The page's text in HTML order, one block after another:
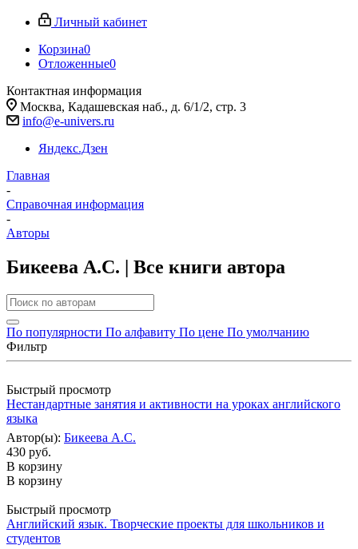
Личный кабинет
Корзина0
Отложенные0
Контактная информация
Москва, Кадашевская наб., д. 6/1/2, стр. 3
info@e-univers.ru
Яндекс.Дзен
Главная
-
Справочная информация
-
Авторы
Бикеева А.С. | Все книги автора
По популярности По алфавиту По цене По умолчанию
Фильтр
Быстрый просмотр
Нестандартные занятия и активности на уроках английского
языка
Автор(ы): Бикеева А.С.
430 руб.
В корзину
В корзину
Быстрый просмотр
Английский язык. Творческие проекты для школьников и
студентов